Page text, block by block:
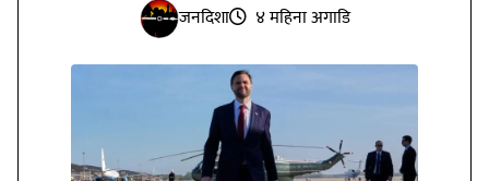
जनदिशा ४ महिना अगाडि